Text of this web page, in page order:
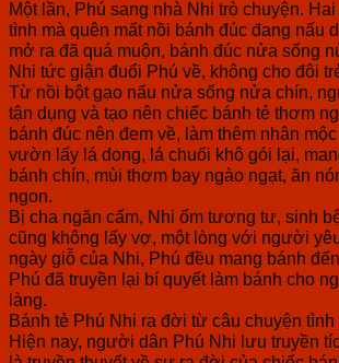
Một lần, Phú sang nhà Nhi trò chuyện.
tình mà quên mất nồi bánh đúc đang nấu
mở ra đã quá muộn, bánh đúc nửa sống
Nhi tức giận đuổi Phú về, không cho đôi
Từ nồi bột gạo nấu nửa sống nửa chín,
tận dụng và tạo nên chiếc bánh tẻ thơm
bánh đúc nên đem về, làm thêm nhân
vườn lấy lá dong, lá chuối khô gói lại,
bánh chín, mùi thơm bay ngào ngạt, ăn
ngon.
Bị cha ngăn cấm, Nhi ốm tương tư, sinh
cũng không lấy vợ, một lòng với người
ngày giỗ của Nhi, Phú đều mang bánh
Phú đã truyền lại bí quyết làm bánh cho
làng.
Bánh tẻ Phú Nhi ra đời từ câu chuyện tình
Hiện nay, người dân Phú Nhi lưu truyền